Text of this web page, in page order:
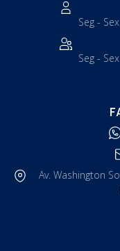
Seg -
Seg -
Av. Washington